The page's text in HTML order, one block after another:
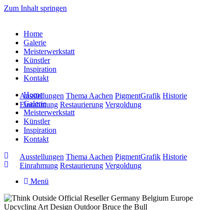
Zum Inhalt springen
Home
Galerie
Ausstellungen Thema Aachen PigmentGrafik Historie
Meisterwerkstatt
Einrahmung Restaurierung Vergoldung
Künstler
Inspiration
Kontakt
Home
Galerie
Ausstellungen Thema Aachen PigmentGrafik Historie
Meisterwerkstatt
Einrahmung Restaurierung Vergoldung
Künstler
Inspiration
Kontakt
Menü